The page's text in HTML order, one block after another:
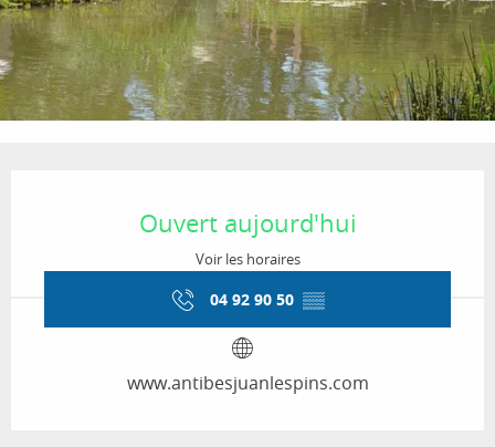
Ouvert aujourd'hui
Voir les horaires
04 92 90 50 ▒▒
www.antibesjuanlespins.com